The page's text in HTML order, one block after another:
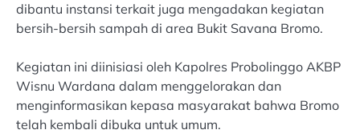
dibantu instansi terkait juga mengadakan kegiatan
bersih-bersih sampah di area Bukit Savana Bromo.
Kegiatan ini diinisiasi oleh Kapolres Probolinggo AKBP
Wisnu Wardana dalam menggelorakan dan
menginformasikan kepasa masyarakat bahwa Bromo
telah kembali dibuka untuk umum.